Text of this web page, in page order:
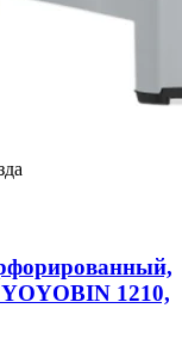
1210,